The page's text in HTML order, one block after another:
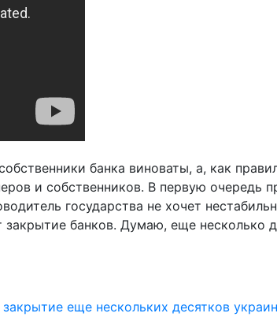
банка виноваты, а, как
и собственников. В первую очередь
государства не хочет
банков. Думаю, еще несколько
еще нескольких десятков